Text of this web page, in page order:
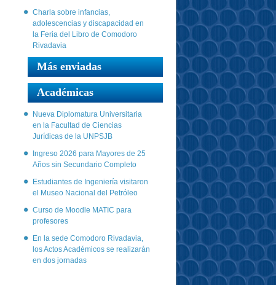
Charla sobre infancias,
adolescencias y discapacidad en
la Feria del Libro de Comodoro
Rivadavia
Más enviadas
Académicas
Nueva Diplomatura Universitaria
en la Facultad de Ciencias
Jurídicas de la UNPSJB
Ingreso 2026 para Mayores de 25
Años sin Secundario Completo
Estudiantes de Ingeniería visitaron
el Museo Nacional del Petróleo
Curso de Moodle MATIC para
profesores
En la sede Comodoro Rivadavia,
los Actos Académicos se realizarán
en dos jornadas